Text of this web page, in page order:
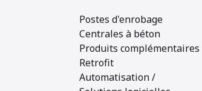
Postes d'enrobage
Centrales à béton
Produits complémentaires
Retrofit
Automatisation /